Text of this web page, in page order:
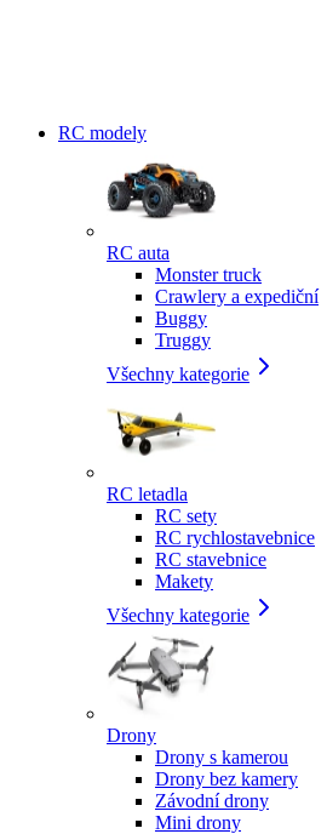
RC modely
RC auta
Monster truck
Crawlery a expediční
Buggy
Truggy
Všechny kategorie
RC letadla
RC sety
RC rychlostavebnice
RC stavebnice
Makety
Všechny kategorie
Drony
Drony s kamerou
Drony bez kamery
Závodní drony
Mini drony